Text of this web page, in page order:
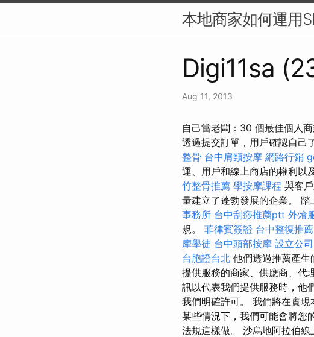
本地商家如何運用
Digi11sa
Aug 11, 2013
自己當老闆：30 個最佳個人
透過提交訂單，用戶確認​​自己
整骨 台中肩頸按摩 網路行銷
運、用戶和線上商店的權利以
竹整骨推薦 學按摩課程 與客
量建立了蓬勃發展的企業。
事務所 台中刮痧推薦ptt 外燴
規。 菲律賓簽證 台中整復推薦
摩學徒 台中頭部按摩 設立公司
台胞證台北 他們透過推薦產
提供服務的商家、供應商、代
訊以代表我們提供服務時，他
我們明確許可。 我們將在實
某些情況下，我們可能會將您
法規這樣做。 沙烏地阿拉伯